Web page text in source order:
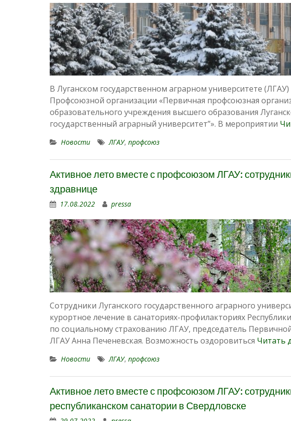
В Луганском государственном аграрном университете
Профсоюзной организации «Первичная профсоюзная
образовательного учреждения высшего образования
государственный аграрный университет”». В мероприятии
Новости ЛГАУ, профсоюз
Активное лето вместе с профсоюзом ЛГАУ:
здравнице
17.08.2022 pressa
Сотрудники Луганского государственного аграрного
курортное лечение в санаториях-профилакториях
по социальному страхованию ЛГАУ, председатель
ЛГАУ Анна Печеневская. Возможность оздоровиться Читать
Новости ЛГАУ, профсоюз
Активное лето вместе с профсоюзом ЛГАУ:
республиканском санатории в Свердловске